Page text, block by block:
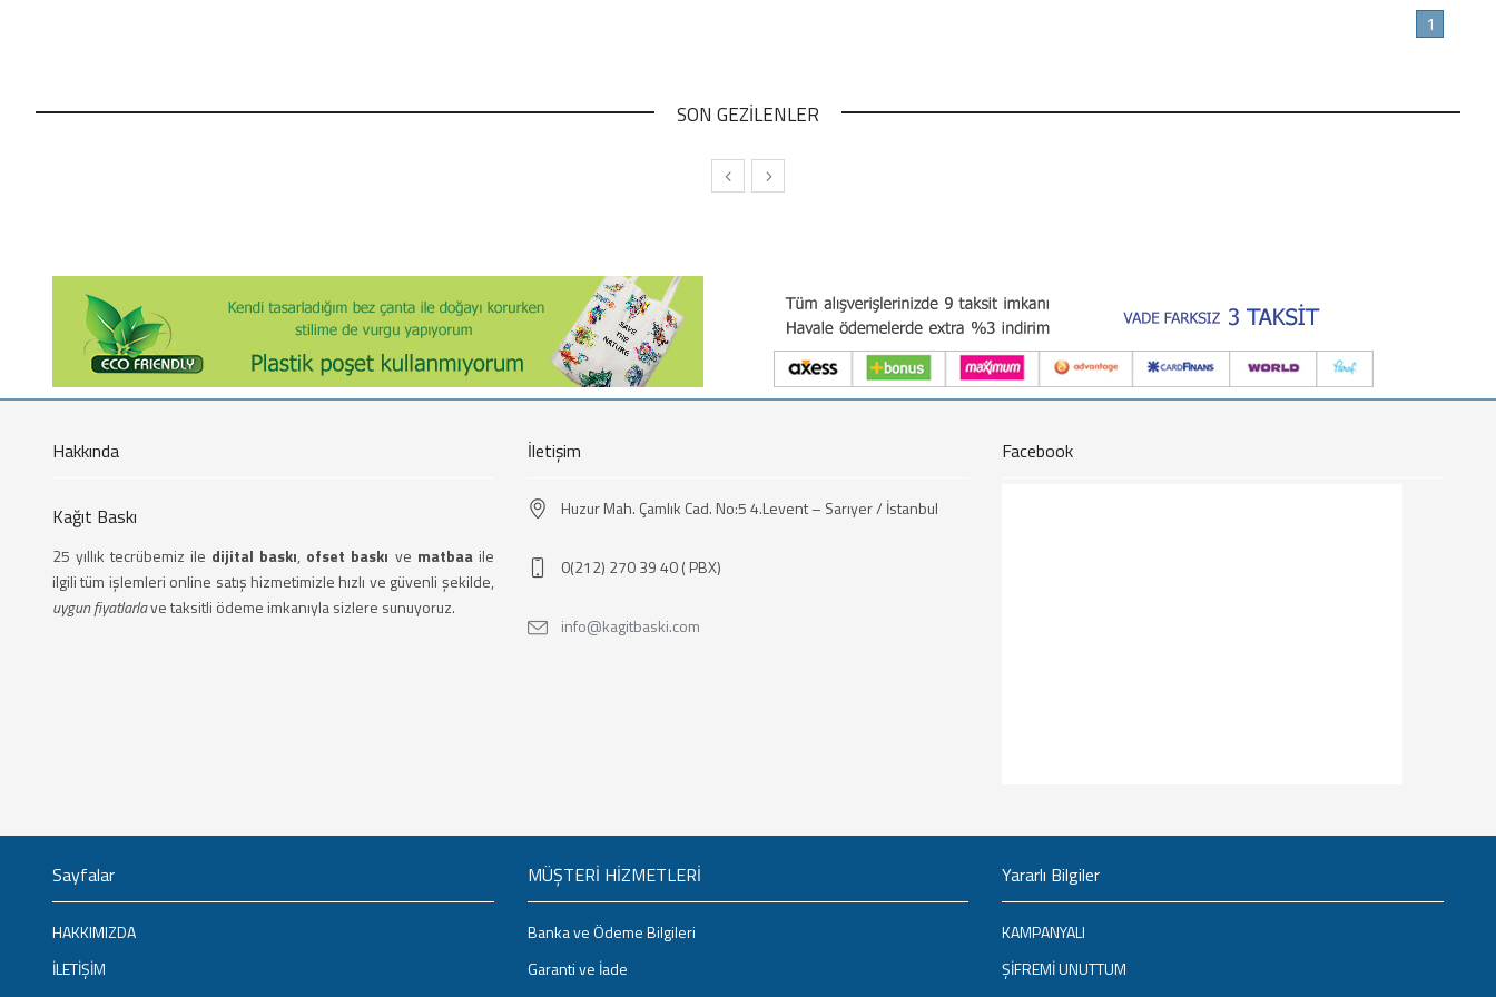
1
SON GEZİLENLER
Hakkında
Kağıt Baskı
25 yıllık tecrübemiz ile dijital baskı, ofset baskı ve matbaaile
ilgili tüm işlemleri online satış hizmetimizle hızlı ve güvenli şekilde,
uygun fiyatlarlave taksitli ödeme imkanıyla sizlere sunuyoruz.
İletişim
Huzur Mah. Çamlık Cad. No:5 4.Levent – Sarıyer / İstanbul
0(212) 270 39 40 ( PBX)
info@kagitbaski.com
Facebook
Sayfalar
HAKKIMIZDA
İLETİŞİM
MÜŞTERİ HİZMETLERİ
Banka ve Ödeme Bilgileri
Garanti ve İade
Yararlı Bilgiler
KAMPANYALI
ŞİFREMİ UNUTTUM